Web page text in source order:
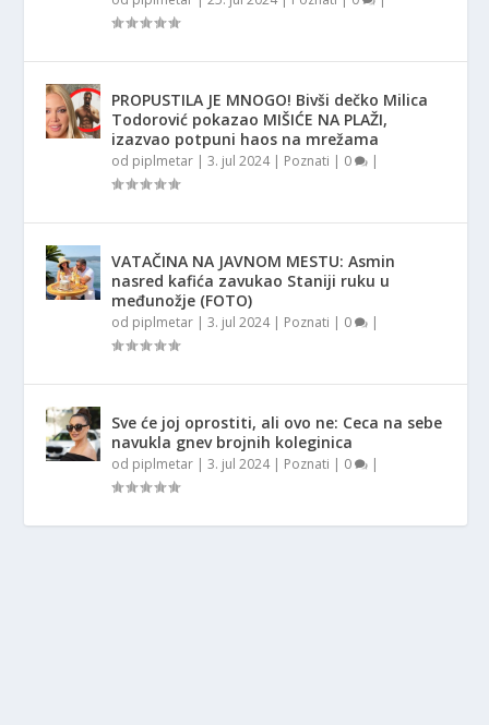
PROPUSTILA JE MNOGO! Bivši dečko Milica
Todorović pokazao MIŠIĆE NA PLAŽI,
izazvao potpuni haos na mrežama
od piplmetar |3. jul 2024| Poznati | 0 |
VATAČINA NA JAVNOM MESTU: Asmin
nasred kafića zavukao Staniji ruku u
međunožje (FOTO)
od piplmetar |3. jul 2024| Poznati | 0 |
Sve će joj oprostiti, ali ovo ne: Ceca na sebe
navukla gnev brojnih koleginica
od piplmetar |3. jul 2024| Poznati | 0 |